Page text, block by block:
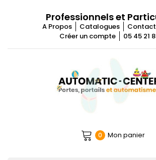
Professionnels et
A Propos Catalogues
Créer un compte
05 45 21
0 Mon panier